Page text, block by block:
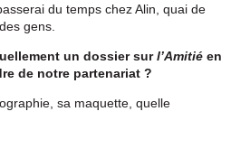
du temps chez Alin, quai de
gens.
un dossier surl’Amitié en
de notre partenariat ?
sa maquette, quelle